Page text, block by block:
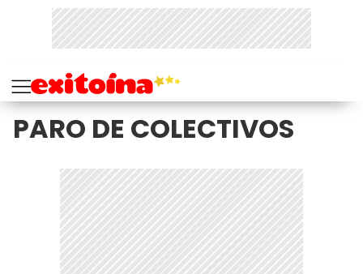
PARO DE COLECTIVOS